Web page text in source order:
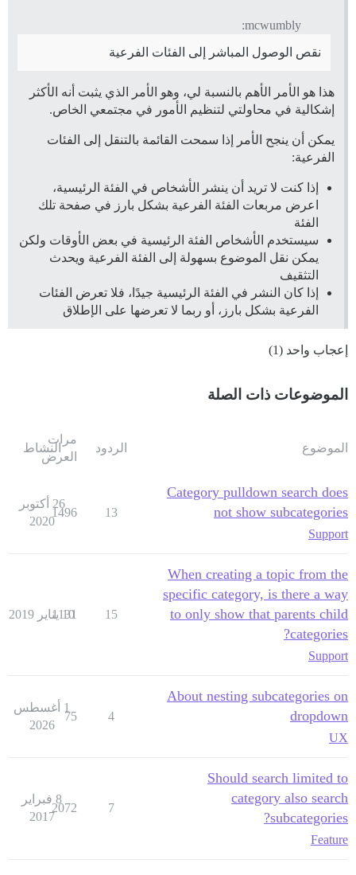
mcwumbly:
نقص الوصول المباشر إلى الفئات الفرعية
هذا هو الأمر الأهم بالنسبة لي، وهو الأمر الذي يثبت أنه الأكثر
إشكالية في محاولتي لتنظيم الأمور في مجتمعي الخاص.
يمكن أن ينجح الأمر إذا سمحت القائمة بالتنقل إلى الفئات
الفرعية:
إذا كنت لا تريد أن ينشر الأشخاص في الفئة الرئيسية،
اعرض مربعات الفئة الفرعية بشكل بارز في صفحة تلك
الفئة
سيستخدم الأشخاص الفئة الرئيسية في بعض الأوقات ولكن
يمكن نقل الموضوع بسهولة إلى الفئة الفرعية ويحدث
التثقيف
إذا كان النشر في الفئة الرئيسية جيدًا، فلا تعرض الفئات
الفرعية بشكل بارز، أو ربما لا تعرضها على الإطلاق
إعجاب واحد (1)
الموضوعات ذات الصلة
الموضوع الردود
مرات
العرض
النشاط
Category pulldown search does
not show subcategories
Support
13
1496
26 أكتوبر
2020
When creating a topic from the
specific category, is there a way
to only show that parents child
categories?
Support
15
1131
10 يناير 2019
About nesting subcategories on
dropdown
UX
4
75
1 أغسطس
2026
Should search limited to
category also search
subcategories?
Feature
7
2072
8 فبراير
2017